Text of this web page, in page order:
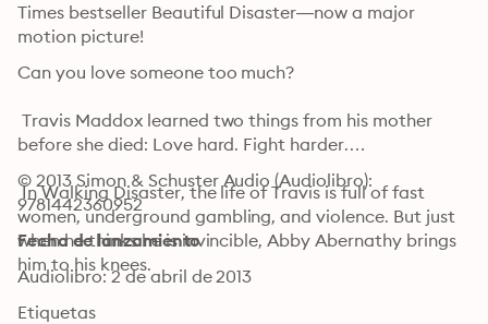
Times bestseller Beautiful Disaster—now a major
motion picture!
Can you love someone too much?
Travis Maddox learned two things from his mother
before she died: Love hard. Fight harder.
In Walking Disaster, the life of Travis is full of fast
women, underground gambling, and violence. But just
when he thinks he is invincible, Abby Abernathy brings
him to his knees.
Every story has two sides. In Beautiful Disaster, Abby
© 2013 Simon & Schuster Audio (Audiolibro):
9781442360952
Fecha de lanzamiento
Audiolibro: 2 de abril de 2013
Etiquetas